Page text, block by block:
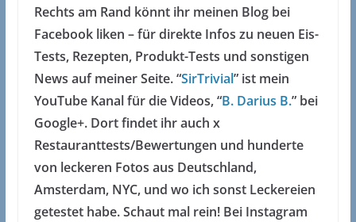
Rechts am Rand könnt ihr meinen Blog bei
Facebook liken – für direkte Infos zu neuen Eis-
Tests, Rezepten, Produkt-Tests und sonstigen
News auf meiner Seite. “SirTrivial” ist mein
YouTube Kanal für die Videos, “B. Darius B.” bei
Google+. Dort findet ihr auch x
Restauranttests/Bewertungen und hunderte
von leckeren Fotos aus Deutschland,
Amsterdam, NYC, und wo ich sonst Leckereien
getestet habe. Schaut mal rein! Bei Instagram